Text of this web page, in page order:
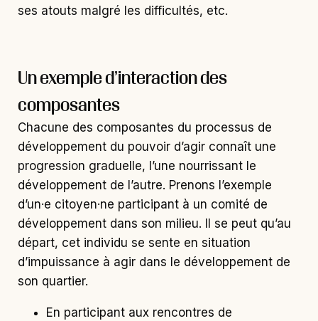
ses atouts malgré les difficultés, etc.
Un exemple d’interaction des
composantes
Chacune des composantes du processus de
développement du pouvoir d’agir connaît une
progression graduelle, l’une nourrissant le
développement de l’autre. Prenons l’exemple
d’un·e citoyen·ne participant à un comité de
développement dans son milieu. Il se peut qu’au
départ, cet individu se sente en situation
d’impuissance à agir dans le développement de
son quartier.
En participant aux rencontres de